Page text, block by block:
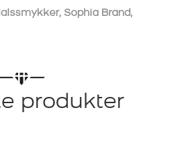
, Sophia Brand,
produkter